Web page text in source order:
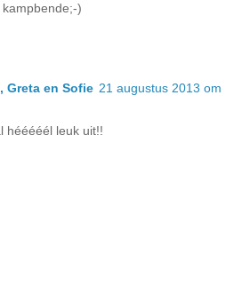
)
Greta en Sofie 21 augustus 2013 om
hééééél leuk uit!!